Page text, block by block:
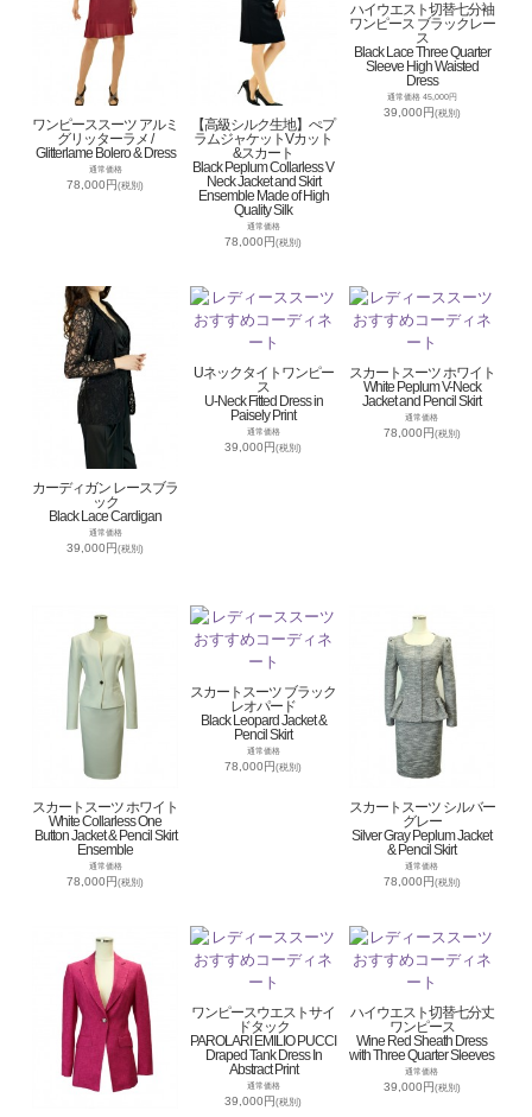
ワンピーススーツ アルミ
グリッターラメ /
Glitterlame Bolero & Dress
通常価格
78,000円(税別)
【高級シルク生地】ぺプ
ラムジャケットVカット
&スカート
Black Peplum Collarless V
Neck Jacket and Skirt
Ensemble Made of High
Quality Silk
通常価格
78,000円(税別)
ハイウエスト切替七分袖
ワンピース ブラックレー
ス
Black Lace Three Quarter
Sleeve High Waisted
Dress
通常価格 45,000円
39,000円(税別)
カーディガン レースブラ
ック
Black Lace Cardigan
通常価格
39,000円(税別)
Uネックタイトワンピー
ス
U-Neck Fitted Dress in
Paisely Print
通常価格
39,000円(税別)
スカートスーツ ホワイト
White Peplum V-Neck
Jacket and Pencil Skirt
通常価格
78,000円(税別)
スカートスーツ ホワイト
White Collarless One
Button Jacket & Pencil Skirt
Ensemble
通常価格
78,000円(税別)
スカートスーツ ブラック
レオパード
Black Leopard Jacket &
Pencil Skirt
通常価格
78,000円(税別)
スカートスーツ シルバー
グレー
Silver Gray Peplum Jacket
& Pencil Skirt
通常価格
78,000円(税別)
ワンピースウエストサイ
ドタック
PAROLARI EMILIO PUCCI
Draped Tank Dress In
Abstract Print
通常価格
39,000円(税別)
ハイウエスト切替七分丈
ワンピース
Wine Red Sheath Dress
with Three Quarter Sleeves
通常価格
39,000円(税別)